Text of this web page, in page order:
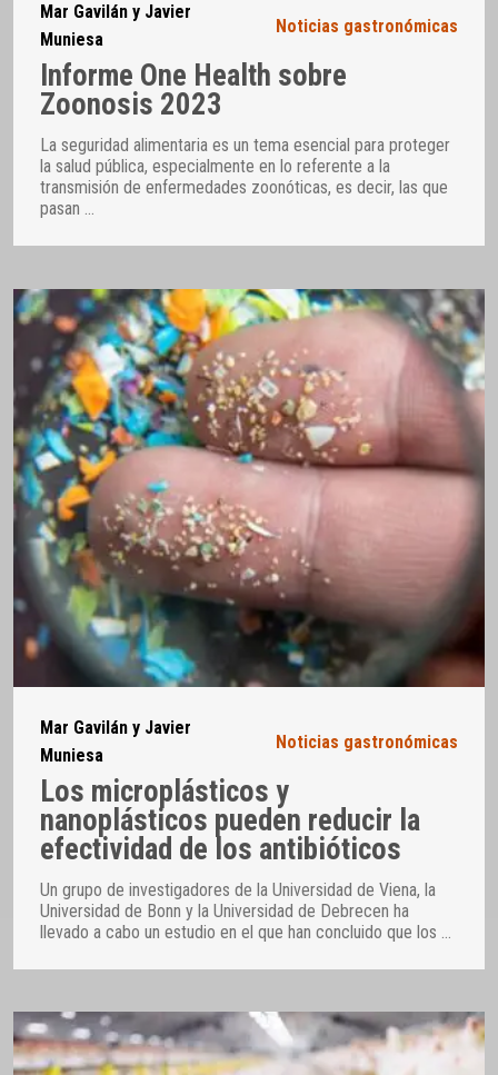
Mar Gavilán y Javier
Muniesa
Noticias gastronómicas
Informe One Health sobre
Zoonosis 2023
La seguridad alimentaria es un tema esencial para proteger
la salud pública, especialmente en lo referente a la
transmisión de enfermedades zoonóticas, es decir, las que
pasan …
Mar Gavilán y Javier
Muniesa
Noticias gastronómicas
Los microplásticos y
nanoplásticos pueden reducir la
efectividad de los antibióticos
Un grupo de investigadores de la Universidad de Viena, la
Universidad de Bonn y la Universidad de Debrecen ha
llevado a cabo un estudio en el que han concluido que los …